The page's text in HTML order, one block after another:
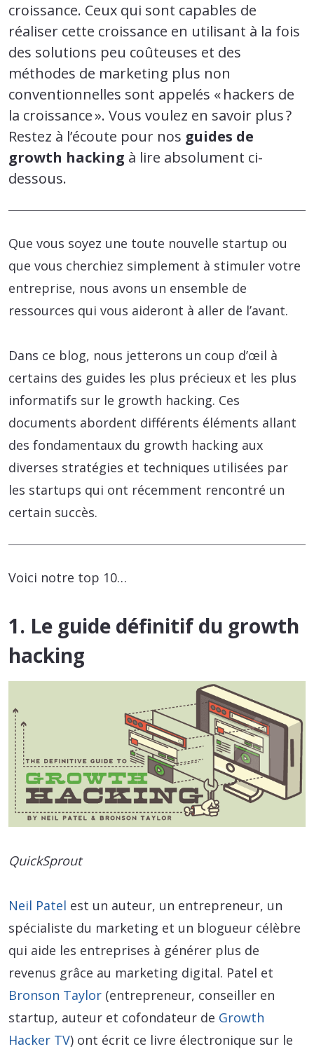
croissance. Ceux qui sont capables de
réaliser cette croissance en utilisant à la fois
des solutions peu coûteuses et des
méthodes de marketing plus non
conventionnelles sont appelés « hackers de
la croissance ». Vous voulez en savoir plus ?
Restez à l’écoute pour nos guides de
growth hacking à lire absolument ci-
dessous.
Que vous soyez une toute nouvelle startup ou
que vous cherchiez simplement à stimuler votre
entreprise, nous avons un ensemble de
ressources qui vous aideront à aller de l’avant.
Dans ce blog, nous jetterons un coup d’œil à
certains des guides les plus précieux et les plus
informatifs sur le growth hacking. Ces
documents abordent différents éléments allant
des fondamentaux du growth hacking aux
diverses stratégies et techniques utilisées par
les startups qui ont récemment rencontré un
certain succès.
Voici notre top 10…
1. Le guide définitif du growth
hacking
QuickSprout
Neil Patel est un auteur, un entrepreneur, un
spécialiste du marketing et un blogueur célèbre
qui aide les entreprises à générer plus de
revenus grâce au marketing digital. Patel et
Bronson Taylor (entrepreneur, conseiller en
startup, auteur et cofondateur de Growth
Hacker TV) ont écrit ce livre électronique sur le